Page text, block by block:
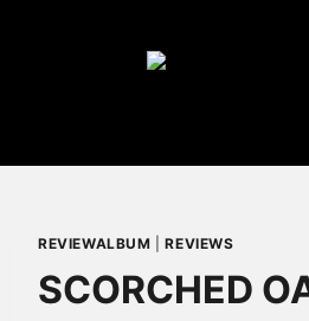
REVIEWALBUM |REVIEWS
SCORCHED